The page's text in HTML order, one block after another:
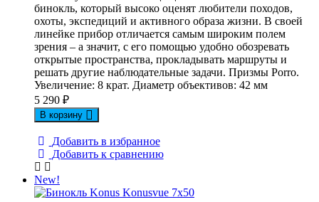
бинокль, который высоко оценят любители походов,
охоты, экспедиций и активного образа жизни. В своей
линейке прибор отличается самым широким полем
зрения – а значит, с его помощью удобно обозревать
открытые пространства, прокладывать маршруты и
решать другие наблюдательные задачи. Призмы Porro.
Увеличение: 8 крат. Диаметр объективов: 42 мм
5 290 ₽
В корзину
Добавить в избранное
Добавить к сравнению
New!